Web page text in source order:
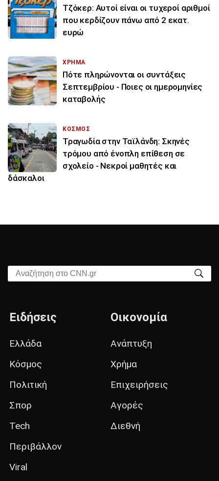
Τζόκερ: Αυτοί είναι οι τυχεροί αριθμοί
που κερδίζουν πάνω από 2 εκατ.
ευρώ
ΧΡΗΜΑ
Πότε πληρώνονται οι συντάξεις
Σεπτεμβρίου - Ποιες οι ημερομηνίες
καταβολής
ΚΟΣΜΟΣ
Τραγωδία στην Ταϊλάνδη: Σκηνές
τρόμου από ένοπλη επίθεση σε
σχολείο - Νεκροί μαθητές και
δάσκαλοι
Αναζήτηση στο CNN.gr
Ειδήσεις
Ελλάδα
Κόσμος
Πολιτική
Σπορ
Tech
Περιβάλλον
Viral
Οικονομία
Ανάπτυξη
Χρήμα
Επιχειρήσεις
Αγορές
Διεθνή